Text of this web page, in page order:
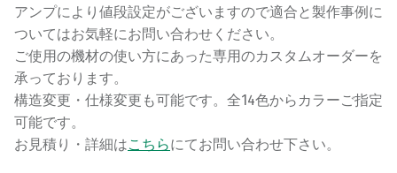
アンプにより値段設定がございますので適合と製作事例に
ついてはお気軽にお問い合わせください。
ご使用の機材の使い方にあった専用のカスタムオーダーを
承っております。
構造変更・仕様変更も可能です。全14色からカラーご指定
可能です。
お見積り・詳細はこちらにてお問い合わせ下さい。